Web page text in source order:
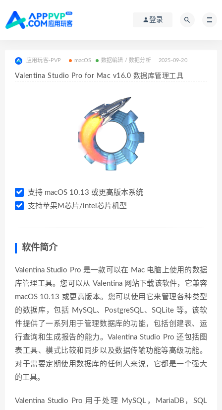
登录
应用玩客-PVP macOS 数据编辑 / 数据分析 2025-09-20
Valentina Studio Pro for Mac v16.0 数据库管理工具
支持 macOS 10.13 或更高版本系统
支持苹果M芯片/intel芯片机型
软件简介
Valentina Studio Pro 是一款可以在 Mac 电脑上使用的数据
库管理工具。您可以从 Valentina 网站下载该软件，它兼容
macOS 10.13 或更高版本。您可以使用它来管理各种类型
的数据库，包括 MySQL、PostgreSQL、SQLite 等。该软
件提供了一系列用于管理数据库的功能，包括创建表、运
行查询和生成报告的能力。Valentina Studio Pro 还包括图
表工具、模式比较和同步以及数据传输功能等高级功能。
对于需要定期使用数据库的任何人来说，它都是一个强大
的工具。
Valentina Studio Pro 用于处理 MySQL，MariaDB，SQL